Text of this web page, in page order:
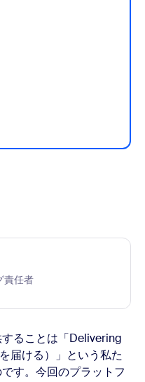
責任者
ることは「Delivering
届ける）」という私た
す。今回のプラットフ